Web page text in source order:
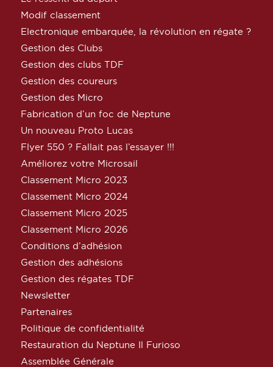
Modif classement
Electronique embarquée, la révolution en régate ?
Gestion des Clubs
Gestion des clubs TDF
Gestion des coureurs
Gestion des Micro
Fabrication d’un foc de Neptune
Un nouveau Proto Lucas
Flyer 550 ? Fallait pas l’essayer !!!
Améliorez votre Microsail
Classement Micro 2023
Classement Micro 2024
Classement Micro 2025
Classement Micro 2026
Conditions d’adhésion
Gestion des adhésions
Gestion des régates TDF
Newsletter
Partenaires
Politique de confidentialité
Restauration du Neptune Il Furioso
Assemblée Générale